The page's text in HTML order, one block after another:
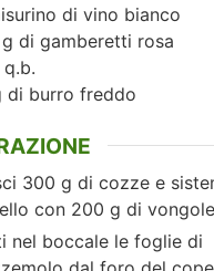
di vino bianco
g di gamberetti rosa
q.b.
di burro freddo
300 g di cozze e
con 200 g di
nel boccale le foglie di